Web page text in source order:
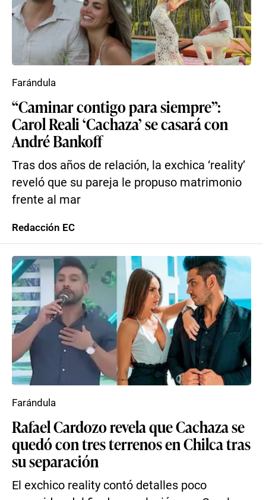
“Caminar contigo para siempre”:
Carol Reali ‘Cachaza’ se casará con
André Bankoff
Tras dos años de relación, la exchica ‘reality’
reveló que su pareja le propuso matrimonio
frente al mar
Farándula
Redacción EC
Rafael Cardozo revela que Cachaza se
quedó con tres terrenos en Chilca tras
su separación
El exchico reality contó detalles poco
Farándula